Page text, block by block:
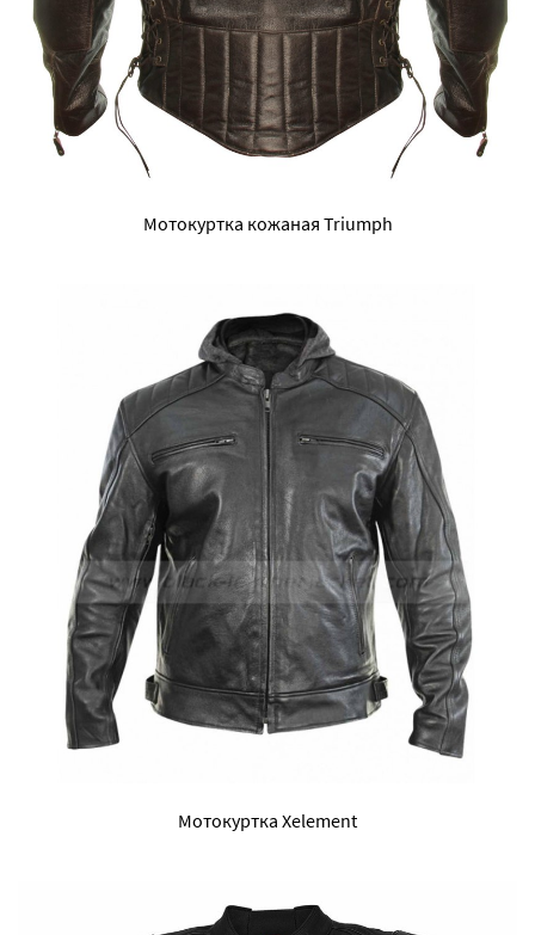
Мотокуртка кожаная Triumph
Мотокуртка Xelement